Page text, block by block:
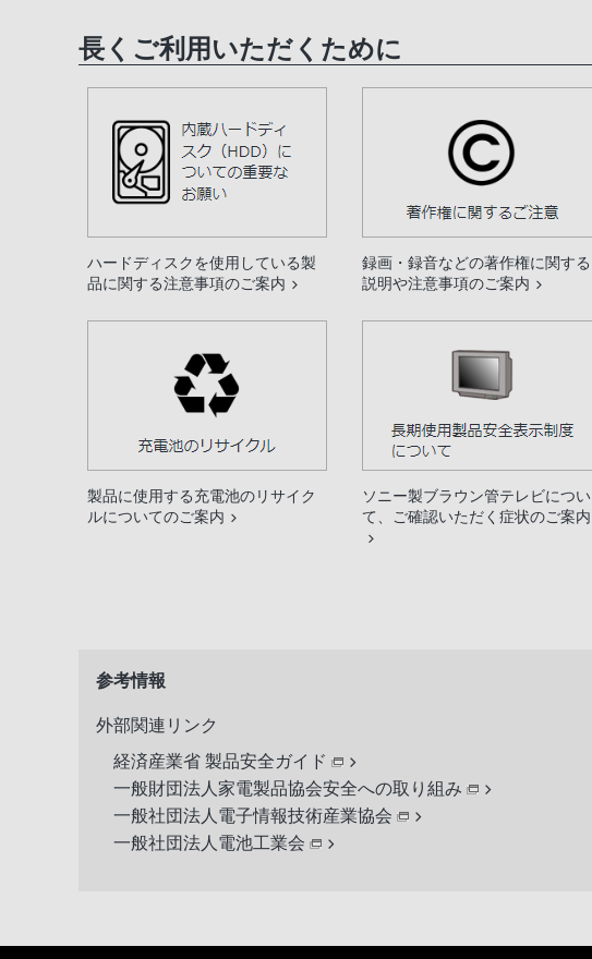
長くご利用いただくために
ハードディスクを使用している製
品に関する注意事項のご案内
録画・録音などの著作権に関する
説明や注意事項のご案内
製品に使用する充電池のリサイク
ルについてのご案内
ソニー製ブラウン管テレビについ
て、ご確認いただく症状のご案内
参考情報
外部関連リンク
経済産業省 製品安全ガイド
一般財団法人家電製品協会安全への取り組み
一般社団法人電子情報技術産業協会
一般社団法人電池工業会